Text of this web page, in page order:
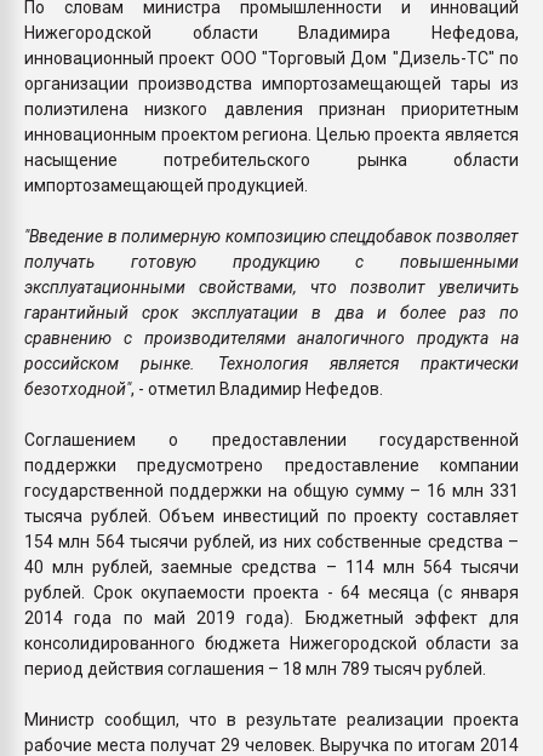
По словам министра промышленности и инноваций
Нижегородской области Владимира Нефедова,
инновационный проект ООО "Торговый Дом "Дизель-ТС" по
организации производства импортозамещающей тары из
полиэтилена низкого давления признан приоритетным
инновационным проектом региона. Целью проекта является
насыщение потребительского рынка области
импортозамещающей продукцией.
"Введение в полимерную композицию спецдобавок позволяет
получать готовую продукцию с повышенными
эксплуатационными свойствами, что позволит увеличить
гарантийный срок эксплуатации в два и более раз по
сравнению с производителями аналогичного продукта на
российском рынке. Технология является практически
безотходной", - отметил Владимир Нефедов.
Соглашением о предоставлении государственной
поддержки предусмотрено предоставление компании
государственной поддержки на общую сумму – 16 млн 331
тысяча рублей. Объем инвестиций по проекту составляет
154 млн 564 тысячи рублей, из них собственные средства –
40 млн рублей, заемные средства – 114 млн 564 тысячи
рублей. Срок окупаемости проекта - 64 месяца (с января
2014 года по май 2019 года). Бюджетный эффект для
консолидированного бюджета Нижегородской области за
период действия соглашения – 18 млн 789 тысяч рублей.
Министр сообщил, что в результате реализации проекта
рабочие места получат 29 человек. Выручка по итогам 2014